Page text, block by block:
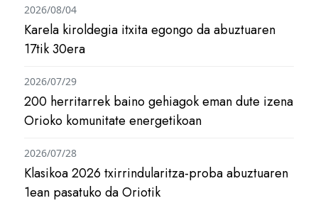
Karela kiroldegia itxita egongo da abuztuaren
17tik 30era
2026/08/04
200 herritarrek baino gehiagok eman dute izena
Orioko komunitate energetikoan
2026/07/29
Klasikoa 2026 txirrindularitza-proba abuztuaren
1ean pasatuko da Oriotik
2026/07/28